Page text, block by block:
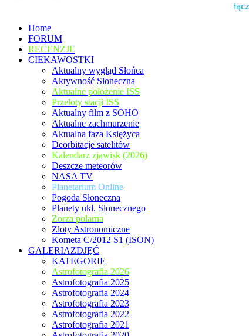
Home
FORUM
RECENZJE
CIEKAWOSTKI
Aktualny wygląd Słońca
Aktywność Słoneczna
Aktualne położenie ISS
Przeloty stacji ISS
Aktualny film z SOHO
Aktualne zachmurzenie
Aktualna faza Księżyca
Deorbitacje satelitów
Kalendarz zjawisk (2026)
Deszcze meteorów
NASA TV
Planetarium Online
Pogoda Słoneczna
Planety ukł. Słonecznego
Zorza polarna
Zloty Astronomiczne
Kometa C/2012 S1 (ISON)
GALERIAZDJĘĆ
KATEGORIE
Astrofotografia 2026
Astrofotografia 2025
Astrofotografia 2024
Astrofotografia 2023
Astrofotografia 2022
Astrofotografia 2021